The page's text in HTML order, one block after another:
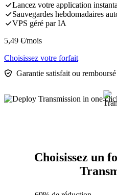
Lancez votre application
Sauvegardes hebdomadaires
VPS géré par IA
5,49 €/mois
Choisissez votre forfait
Garantie satisfait ou
Choisissez un